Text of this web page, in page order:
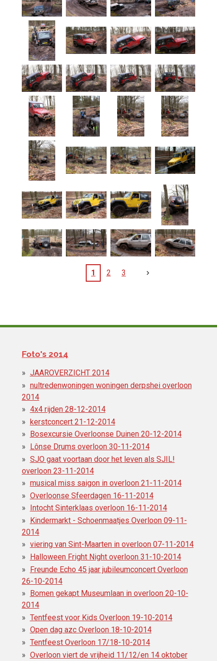
1 2 3
Foto's 2014
JAAROVERZICHT 2014
nultredenwoningen woningen derpshei overloon
2014
4x4 rijden 28-12-2014
kerstconcert 21-12-2014
Bosexcursie Overloonse Duinen 20-12-2014
Lônse Drums overloon 30-11-2014
SJO gaat voortaan door het leven als SJIL!
overloon 23-11-2014
musical miss saigon in overloon 21-11-2014
Overloonse Sfeerdagen 16-11-2014
Intocht Sinterklaas overloon 16-11-2014
Kindermarkt - Schoenmaatjes Overloon 09-11-
2014
viering van Sint-Maarten in overloon 07-11-2014
Halloween Fright Night overloon 31-10-2014
Freunde Echo 45 jaar jubileumconcert Overloon
26-10-2014
Bomen gekapt Museumlaan in overloon 20-10-
2014
Tentfeest voor Kids Overloon 19-10-2014
Open dag azc Overloon 18-10-2014
Tentfeest Overloon 17/18-10-2014
Overloon viert de vrijheid 11/12/en 14 oktober